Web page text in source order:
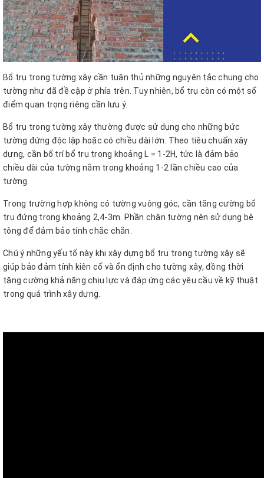
Bổ trụ trong tường xây cần tuân thủ những nguyên tắc chung cho
tường như đã đề cập ở phía trên. Tuy nhiên, bổ trụ còn có một số
điểm quan trọng riêng cần lưu ý.
Bổ trụ trong tường xây thường được sử dụng cho những bức
tường đứng độc lập hoặc có chiều dài lớn. Theo tiêu chuẩn xây
dựng, cần bố trí bổ trụ trong khoảng L = 1-2H, tức là đảm bảo
chiều dài của tường nằm trong khoảng 1-2 lần chiều cao của
tường.
Trong trường hợp không có tường vuông góc, cần tăng cường bổ
trụ đứng trong khoảng 2,4-3m. Phần chân tường nên sử dụng bê
tông để đảm bảo tính chắc chắn.
Chú ý những yếu tố này khi xây dựng bổ trụ trong tường xây sẽ
giúp bảo đảm tính kiên cố và ổn định cho tường xây, đồng thời
tăng cường khả năng chịu lực và đáp ứng các yêu cầu về kỹ thuật
trong quá trình xây dựng.